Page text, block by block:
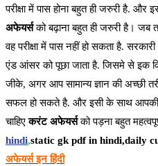
परीक्षा में पास होना बहुत ही जरुरी है.
अफेयर्सको बढ़ाना बहुत ही जरुरी है। जब
वह परीक्षा में पास नहीं हो सकता है.
एंड आंसर को पूछा जाता है. जिसमे से इक
जीके, अगर आप सामान्य ज्ञान की अच्छी
सफल हो सकते है. और इसी के साथ आपकी
चाहिएकरंट अफेयर्सको पड़ना बहुत
hindi,static gk pdf in hindi,daily
अफेयर्स इन हिंदी